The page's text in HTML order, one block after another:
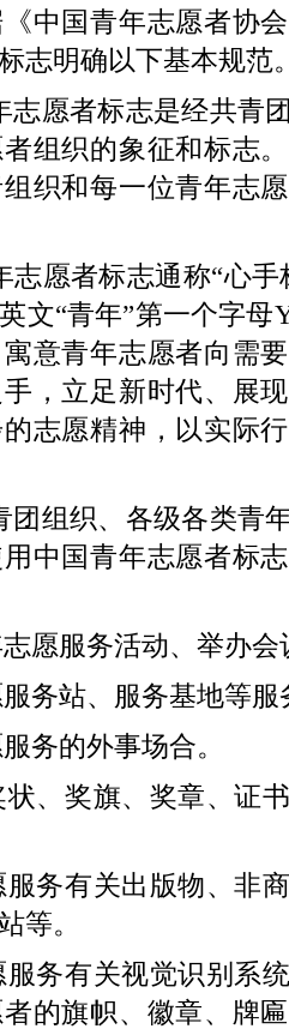
中国青年志愿者协
志明确以下基本规范
愿者标志是经共青
组织的象征和标志
织和每一位青年志
志愿者标志通称“心
文“青年”第一个字
意青年志愿者向需
，立足新时代、展
志愿精神，以实际
组织、各级各类青
中国青年志愿者标
志愿服务活动、举办会
服务站、服务基地等
务的外事场合。
状、奖旗、奖章、证
服务有关出版物、非
等。
服务有关视觉识别系
的旗帜、徽章、牌